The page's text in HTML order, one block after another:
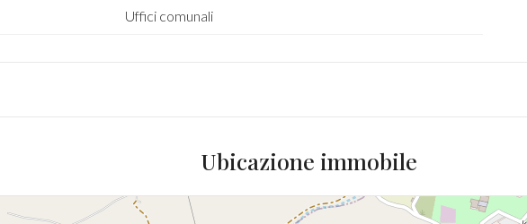
Uffici comunali
Ubicazione immobile